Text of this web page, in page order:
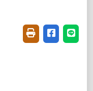
友善列印(開新視
分享至臉書
分享